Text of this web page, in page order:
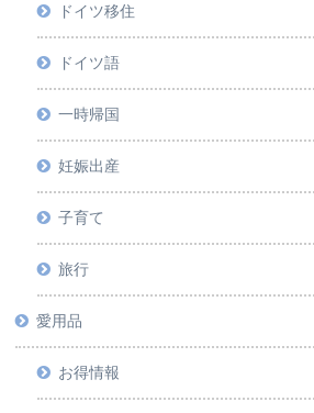
ドイツ移住
ドイツ語
一時帰国
妊娠出産
子育て
旅行
愛用品
お得情報